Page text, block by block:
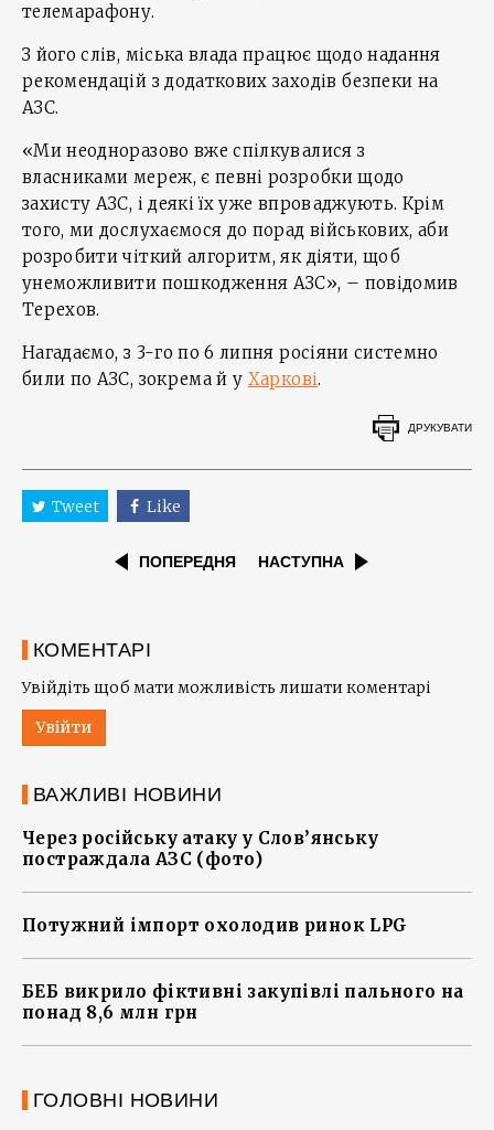
телемарафону.
З його слів, міська влада працює щодо надання
рекомендацій з додаткових заходів безпеки на
АЗС.
«Ми неодноразово вже спілкувалися з
власниками мереж, є певні розробки щодо
захисту АЗС, і деякі їх уже впроваджують. Крім
того, ми дослухаємося до порад військових, аби
розробити чіткий алгоритм, як діяти, щоб
унеможливити пошкодження АЗС», – повідомив
Терехов.
Нагадаємо, з 3-го по 6 липня росіяни системно
били по АЗС, зокрема й у Харкові.
ДРУКУВАТИ
Tweet Like
ПОПЕРЕДНЯ НАСТУПНА
КОМЕНТАРІ
Увійдіть щоб мати можливість лишати коментарі
Увійти
ВАЖЛИВІ НОВИНИ
Через російську атаку у Слов’янську
постраждала АЗС (фото)
Потужний імпорт охолодив ринок LPG
БЕБ викрило фіктивні закупівлі пального на
понад 8,6 млн грн
ГОЛОВНІ НОВИНИ